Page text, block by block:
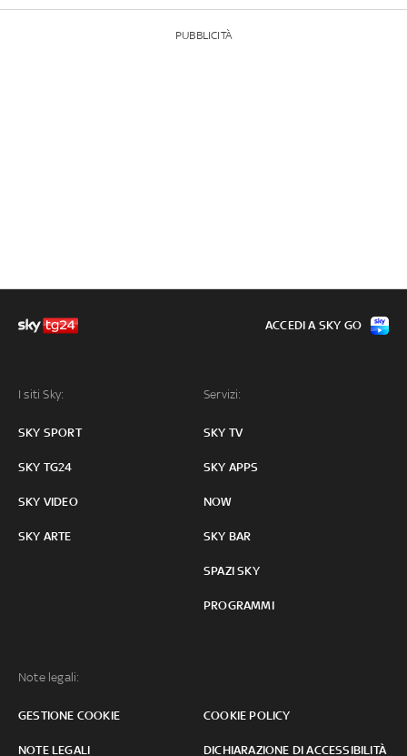
PUBBLICITÀ
I siti Sky:
SKY SPORT
SKY TG24
SKY VIDEO
SKY ARTE
Servizi:
SKY TV
SKY APPS
NOW
SKY BAR
SPAZI SKY
PROGRAMMI
Note legali:
GESTIONE COOKIE COOKIE POLICY
NOTE LEGALI DICHIARAZIONE DI ACCESSIBILITÀ
ACCEDI A SKY GO